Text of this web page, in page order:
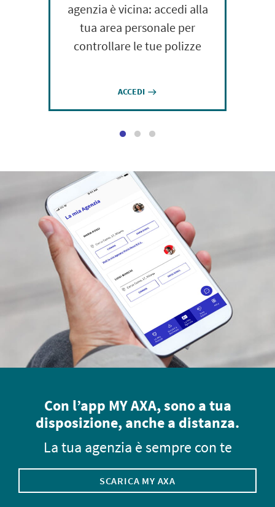
agenzia è vicina: accedi alla
tua area personale per
controllare le tue polizze
ACCEDI east
Con l’app MY AXA, sono a tua
disposizione, anche a distanza.
La tua agenzia è sempre con te
SCARICA MY AXA